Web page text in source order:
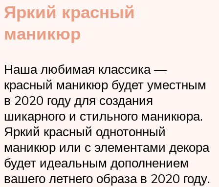
Яркий красный
маникюр
Наша любимая классика —
красный маникюр будет уместным
в 2020 году для создания
шикарного и стильного маникюра.
Яркий красный однотонный
маникюр или с элементами декора
будет идеальным дополнением
вашего летнего образа в 2020 году.